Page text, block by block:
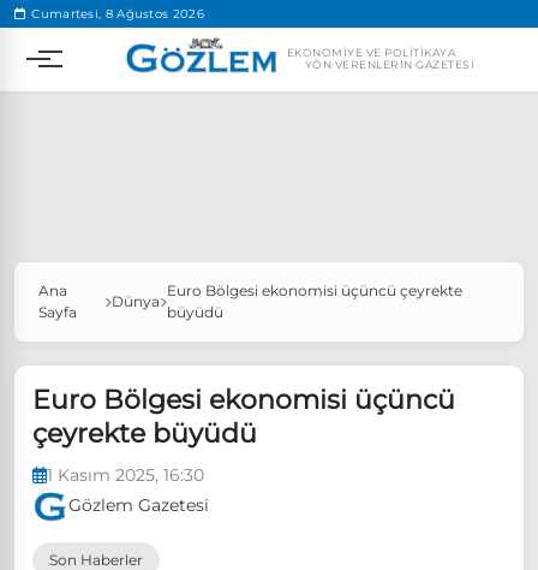
Cumartesi, 8 Ağustos 2026
EKONOMIYE VE POLITIKAYA
YÖN VERENLERIN GAZETESI
Popüler Aramalar
Özgür Özel, Ekrem İmamoğlu’nu ziyaret edecek
Ünlü çift bir etkinliğe daha katılmama kararı aldı
Ana
Sayfa
Dünya
Euro Bölgesi ekonomisi üçüncü çeyrekte
büyüdü
Euro Bölgesi ekonomisi üçüncü
çeyrekte büyüdü
1 Kasım 2025, 16:30
Gözlem Gazetesi
Son Haberler